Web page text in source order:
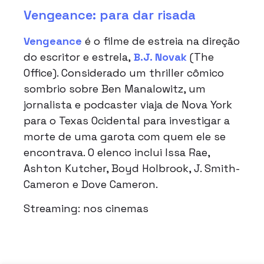
Vengeance: para dar risada
Vengeance é o filme de estreia na direção
do escritor e estrela, B.J. Novak (The
Office). Considerado um thriller cômico
sombrio sobre Ben Manalowitz, um
jornalista e podcaster viaja de Nova York
para o Texas Ocidental para investigar a
morte de uma garota com quem ele se
encontrava. O elenco inclui Issa Rae,
Ashton Kutcher, Boyd Holbrook, J. Smith-
Cameron e Dove Cameron.
Streaming: nos cinemas